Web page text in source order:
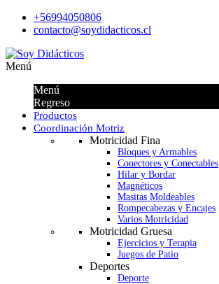
+56994050806
contacto@soydidacticos.cl
Menú
Menú
Regreso
Productos
Coordinación Motriz
Motricidad Fina
Bloques y Armables
Conectores y Conectables
Hilar y Bordar
Magnéticos
Masitas Moldeables
Rompecabezas y Encajes
Varios Motricidad
Motricidad Gruesa
Ejercicios y Terapia
Juegos de Patio
Deportes
Deporte